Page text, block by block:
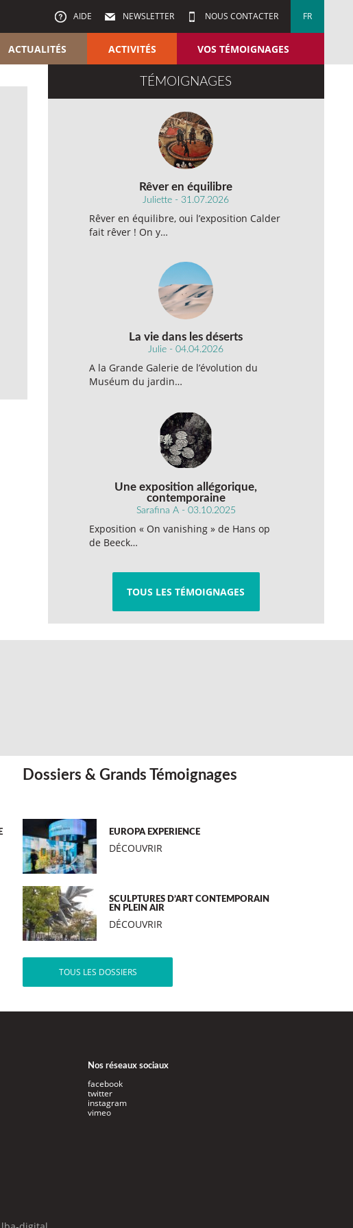
AIDE NEWSLETTER NOUS CONTACTER FR
ACTUALITÉS ACTIVITÉS VOS TÉMOIGNAGES
TÉMOIGNAGES
Rêver en équilibre
Juliette - 31.07.2026
Rêver en équilibre, oui l’exposition Calder
fait rêver ! On y…
La vie dans les déserts
Julie - 04.04.2026
A la Grande Galerie de l’évolution du
Muséum du jardin…
Une exposition allégorique,
contemporaine
Sarafina A - 03.10.2025
Exposition « On vanishing » de Hans op
de Beeck…
TOUS LES TÉMOIGNAGES
Dossiers & Grands Témoignages
EUROPA EXPERIENCE
DÉCOUVRIR
SCULPTURES D’ART CONTEMPORAIN
EN PLEIN AIR
DÉCOUVRIR
TOUS LES DOSSIERS
Nos réseaux sociaux
facebook
twitter
instagram
vimeo